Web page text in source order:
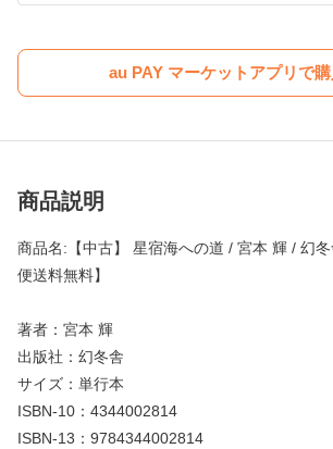
au PAY マーケットアプリで
商品説明
商品名:【中古】 星宿海への道 / 宮本 輝 / 幻
便送料無料】
著者：宮本 輝
出版社：幻冬舎
サイズ：単行本
ISBN-10：4344002814
ISBN-13：9784344002814